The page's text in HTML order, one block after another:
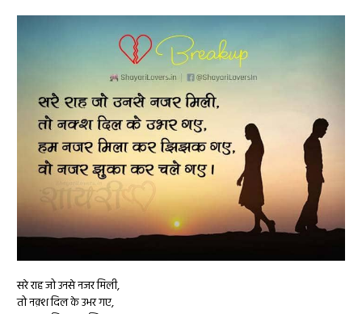
सरे राह जो उनसे नजर मिली,
तो नक़्श दिल के उभर गए,